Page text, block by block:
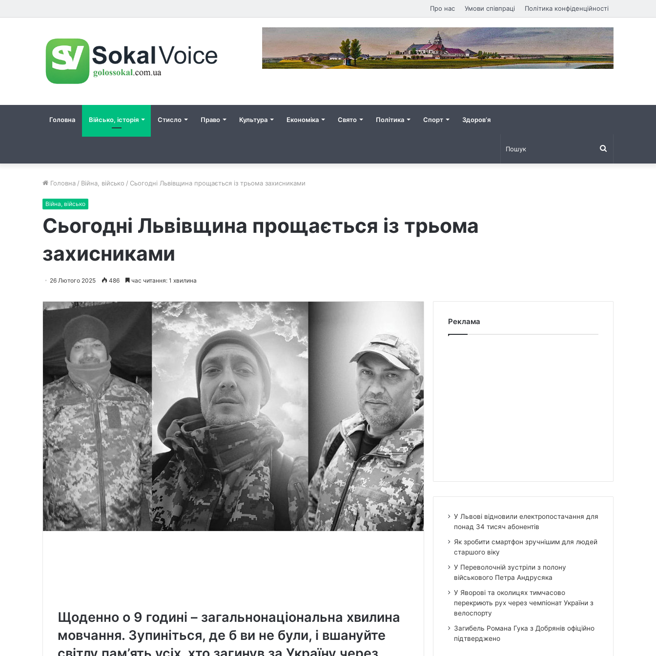
Про нас Умови співпраці Політика конфіденційності
Головна Військо, історія Стисло Право Культура Економіка Свято Політика Спорт Здоров’я
Головна / Війна, військо / Сьогодні Львівщина прощається із трьома захисниками
Війна, військо
Сьогодні Львівщина прощається із трьома
захисниками
26 Лютого 2025 486 час читання: 1 хвилина
Щоденно о 9 годині – загальнонаціональна хвилина
мовчання. Зупиніться, де б ви не були, і вшануйте
Реклама
У Львові відновили електропостачання для
понад 34 тисяч абонентів
Як зробити смартфон зручнішим для людей
старшого віку
У Переволочній зустріли з полону
військового Петра Андрусяка
У Яворові та околицях тимчасово
перекриють рух через чемпіонат України з
велоспорту
Загибель Романа Гука з Добрянів офіційно
підтверджено